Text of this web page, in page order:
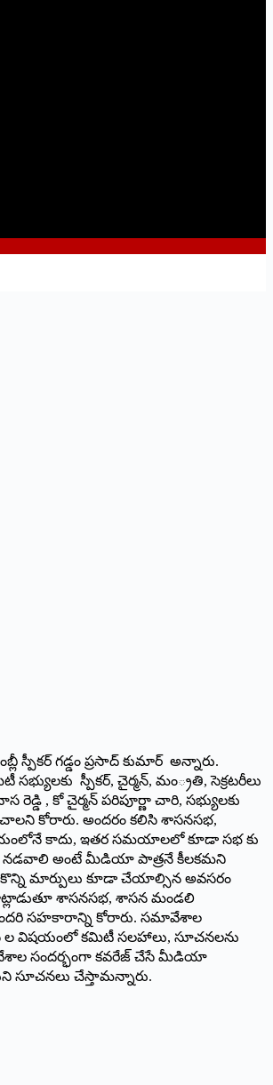
గ‌డ్డం ప్ర‌సాద్ కుమార్ అన్నారు.
స్పీక‌ర్, చైర్మ‌న్‌, మం్ర‌తి, సెక్ర‌ట‌రీలు
, కో చైర్మన్ పరిపూర్ణా చారి, సభ్యులకు
కోరారు. అందరం కలిసి శాసనసభ,
కాదు, ఇతర సమయాలలో కూడా సభ కు
నడవాలి అంటే మీడియా పాత్రనే కీలకమ‌ని
మార్పులు కూడా చేయాల్సిన అవసరం
శాసనసభ, శాసన మండలి
సహకారాన్ని కోరారు. సమావేశాల
ల విషయంలో క‌మిటీ సలహాలు, సూచనలను
సందర్భంగా కవరేజ్ చేసే మీడియా
సూచనలు చేస్తామ‌న్నారు.